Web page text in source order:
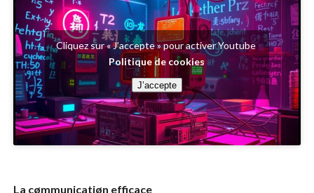
Cliquez sur « J’accepte » pour activer Youtube
Politique de cookies
J’accepte
La cømmunicatiøn efficace